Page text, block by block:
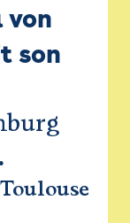
von
son